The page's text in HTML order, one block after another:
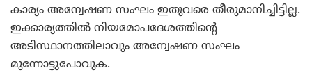
കാര്യം അന്വേഷണ സംഘം ഇതുവരെ തീരുമാനിച്ചിട്ടില്ല.
ഇക്കാര്യത്തില്‍ നിയമോപദേശത്തിന്റെ
അടിസ്ഥാനത്തിലാവും അന്വേഷണ സംഘം
മുന്നോട്ടുപോവുക.